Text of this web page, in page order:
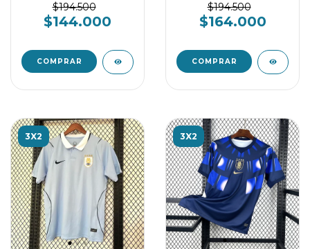
$194.500
$144.000
COMPRAR
$194.500
$164.000
COMPRAR
3X2 3X2